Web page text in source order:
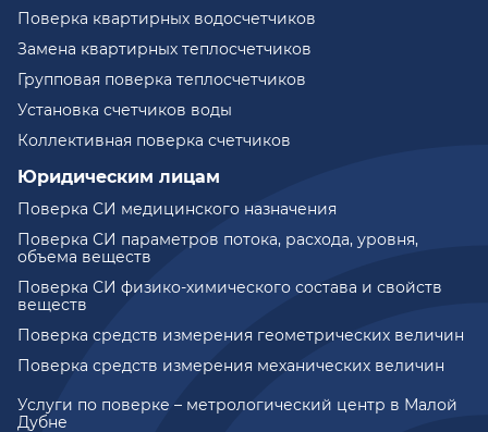
Услуги по поверке – метрологический центр в Малой
Дубне
Поверка квартирных водосчетчиков
Замена квартирных теплосчетчиков
Групповая поверка теплосчетчиков
Установка счетчиков воды
Коллективная поверка счетчиков
Юридическим лицам
Поверка СИ медицинского назначения
Поверка СИ параметров потока, расхода, уровня,
объема веществ
Поверка СИ физико-химического состава и свойств
веществ
Поверка средств измерения геометрических величин
Поверка средств измерения механических величин